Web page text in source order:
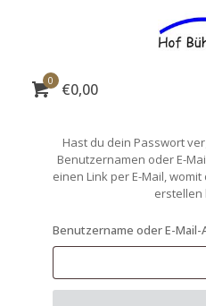
0 €0,00
Hast du dein Passwort
Benutzernamen oder E-
einen Link per E-Mail,
erstellen
Benutzername oder E-